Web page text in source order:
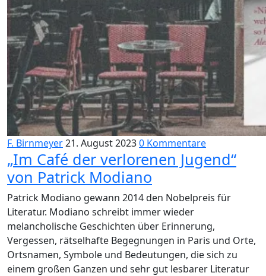
F. Birnmeyer21. August 20230 Kommentare
„Im Café der verlorenen Jugend“
von Patrick Modiano
Patrick Modiano gewann 2014 den Nobelpreis für
Literatur. Modiano schreibt immer wieder
melancholische Geschichten über Erinnerung,
Vergessen, rätselhafte Begegnungen in Paris und Orte,
Ortsnamen, Symbole und Bedeutungen, die sich zu
einem großen Ganzen und sehr gut lesbarer Literatur